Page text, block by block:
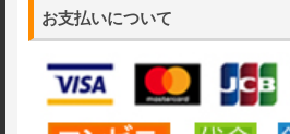
お支払いについて